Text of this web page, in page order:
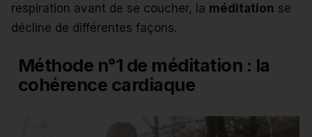
respiration avant de se coucher, la méditation se
décline de différentes façons.
Méthode n°1 de méditation : la
cohérence cardiaque